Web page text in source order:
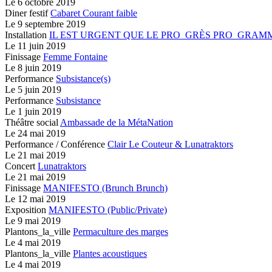
Le 6 octobre 2019
Diner festifCabaret Courant faible
Le 9 septembre 2019
Installation IL EST URGENT QUE LE PRO_GRÈS
Le 11 juin 2019
Finissage Femme Fontaine
Le 8 juin 2019
Performance Subsistance(s)
Le 5 juin 2019
Performance Subsistance
Le 1 juin 2019
Théâtre social Ambassade de la MétaNation
Le 24 mai 2019
Performance / Conférence Clair Le Couteur & Lunatraktors
Le 21 mai 2019
Concert Lunatraktors
Le 21 mai 2019
Finissage MANIFESTO (Brunch Brunch)
Le 12 mai 2019
Exposition MANIFESTO (Public/Private)
Le 9 mai 2019
Plantons_la_ville Permaculture des marges
Le 4 mai 2019
Plantons_la_ville Plantes acoustiques
Le 4 mai 2019